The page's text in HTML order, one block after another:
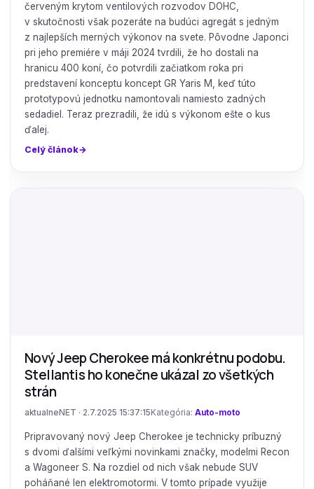
červeným krytom ventilových rozvodov DOHC,
v skutočnosti však pozeráte na budúci agregát s jedným
z najlepších merných výkonov na svete. Pôvodne Japonci
pri jeho premiére v máji 2024 tvrdili, že ho dostali na
hranicu 400 koní, čo potvrdili začiatkom roka pri
predstavení konceptu koncept GR Yaris M, keď túto
prototypovú jednotku namontovali namiesto zadných
sedadiel. Teraz prezradili, že idú s výkonom ešte o kus
ďalej.
Celý článok
Nový Jeep Cherokee má konkrétnu podobu.
Stellantis ho konečne ukázal zo všetkých
strán
aktualneNET · 2.7.2025 15:37:15 Kategória: Auto-moto
Pripravovaný nový Jeep Cherokee je technicky príbuzný
s dvomi ďalšími veľkými novinkami značky, modelmi Recon
a Wagoneer S. Na rozdiel od nich však nebude SUV
poháňané len elektromotormi. V tomto prípade využije